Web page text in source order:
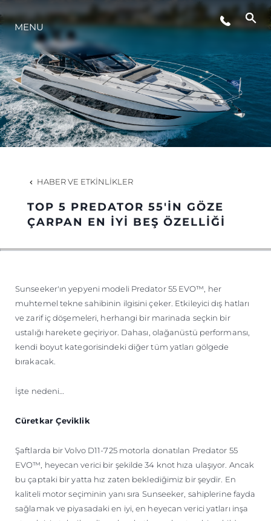
ETKINLIKLER
YAŞAM ŞEKLİ
YENILIK
ŞİRKET
EKIP
MİRAS
ÖĞRENIN
MENU
HABER VE ETKINLIKLER
TOP 5 PREDATOR 55'IN GÖZE
ÇARPAN EN İYI BEŞ ÖZELLIĞI
Sunseeker'ın yepyeni modeli Predator 55 EVO™, her
muhtemel tekne sahibinin ilgisini çeker. Etkileyici dış hatları
ve zarif iç döşemeleri, herhangi bir marinada seçkin bir
ustalığı harekete geçiriyor. Dahası, olağanüstü performansı,
kendi boyut kategorisindeki diğer tüm yatları gölgede
bırakacak.
İşte nedeni…
Cüretkar Çeviklik
Şaftlarda bir Volvo D11-725 motorla donatılan Predator 55
EVO™, heyecan verici bir şekilde 34 knot hıza ulaşıyor. Ancak
bu çaptaki bir yatta hız zaten beklediğimiz bir şeydir. En
kaliteli motor seçiminin yanı sıra Sunseeker, sahiplerine fayda
sağlamak ve piyasadaki en iyi, en heyecan verici yatları inşa